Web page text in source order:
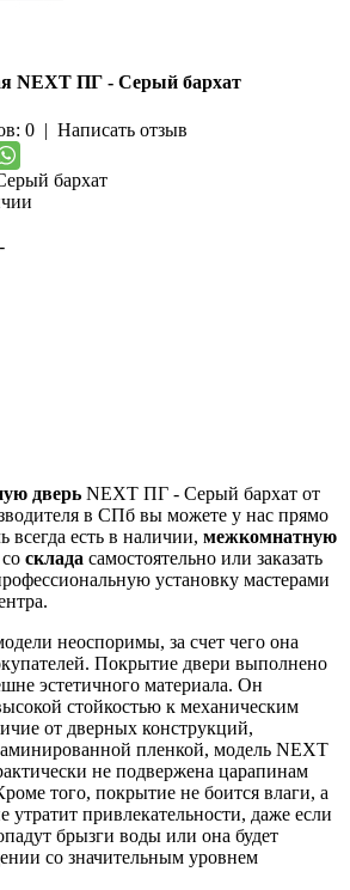
NEXT ПГ - Серый бархат
0 | Написать отзыв
бархат
-
дверь NEXT ПГ - Серый бархат от
в СПб вы можете у нас прямо
всегда есть в наличии, межкомнатную
склада самостоятельно или заказать
установку мастерами
неоспоримы, за счет чего она
Покрытие двери выполнено
эстетичного материала. Он
стойкостью к механическим
от дверных конструкций,
пленкой, модель NEXT
не подвержена царапинам
того, покрытие не боится влаги, а
утратит привлекательности, даже если
брызги воды или она будет
со значительным уровнем